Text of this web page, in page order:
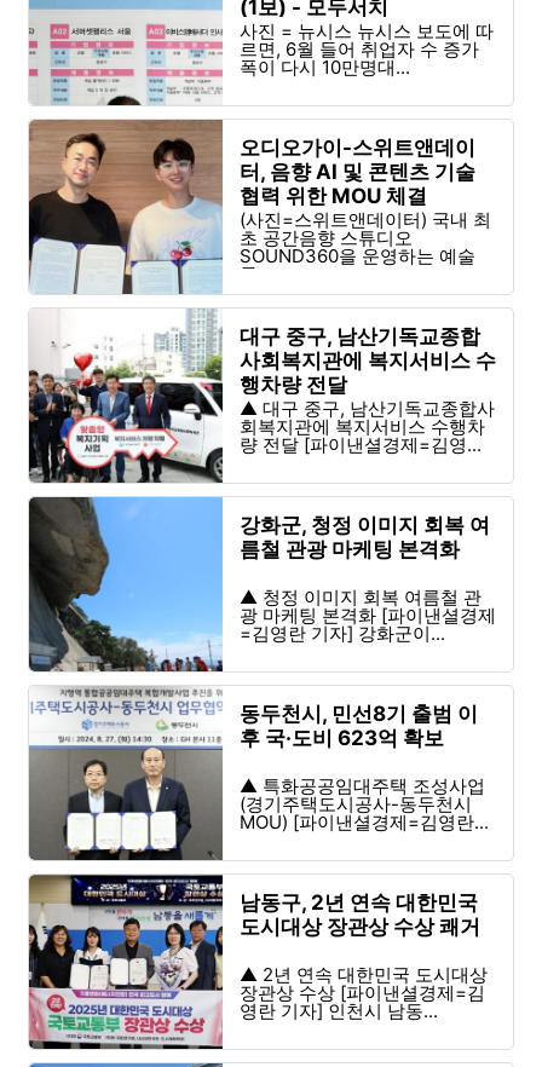
(1보) - 모두서치
사진 = 뉴시스 뉴시스 보도에 따
르면, 6월 들어 취업자 수 증가
폭이 다시 10만명대...
오디오가이-스위트앤데이
터, 음향 AI 및 콘텐츠 기술
협력 위한 MOU 체결
(사진=스위트앤데이터) 국내 최
초 공간음향 스튜디오
SOUND360을 운영하는 예술
문...
대구 중구, 남산기독교종합
사회복지관에 복지서비스 수
행차량 전달
▲ 대구 중구, 남산기독교종합사
회복지관에 복지서비스 수행차
량 전달 [파이낸셜경제=김영...
강화군, 청정 이미지 회복 여
름철 관광 마케팅 본격화
▲ 청정 이미지 회복 여름철 관
광 마케팅 본격화 [파이낸셜경제
=김영란 기자] 강화군이...
동두천시, 민선8기 출범 이
후 국·도비 623억 확보
▲ 특화공공임대주택 조성사업
(경기주택도시공사-동두천시
MOU) [파이낸셜경제=김영란...
남동구, 2년 연속 대한민국
도시대상 장관상 수상 쾌거
▲ 2년 연속 대한민국 도시대상
장관상 수상 [파이낸셜경제=김
영란 기자] 인천시 남동...